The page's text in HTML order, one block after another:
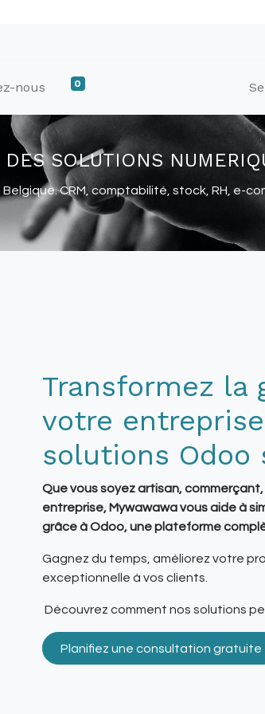
nous 0
SOLUTIONS
CRM, comptabilité, stock, RH, e-
Transformez la
votre
solutions Odoo
Que vous soyez artisan,
entreprise, Mywawawa vous aide à
grâce à Odoo, une plateforme
Gagnez du temps, améliorez votre
exceptionnelle à vos clients.
Découvrez comment nos solutions
Planifiez une consultation gratuite